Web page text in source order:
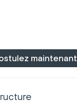
maintenant